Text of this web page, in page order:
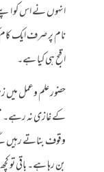
انہوں نے اس کو
نام پر صرف ایک کام
اقبح ہی کیا ہے۔
حضور علم وعمل میں
کے غازی نہ
وقوف بناتے رہیں
بن رہا ہے۔ باقی